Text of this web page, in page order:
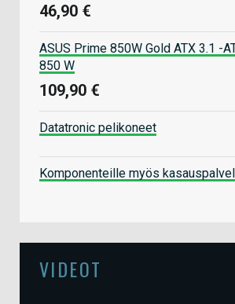
46,90 €
ASUS Prime 850W Gold ATX 3.1 -
850 W
109,90 €
Datatronic pelikoneet
Komponenteille myös
VIDEOT